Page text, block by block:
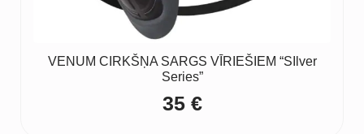
VENUM CIRKŠŅA SARGS VĪRIEŠIEM “SIlver
Series”
35 €